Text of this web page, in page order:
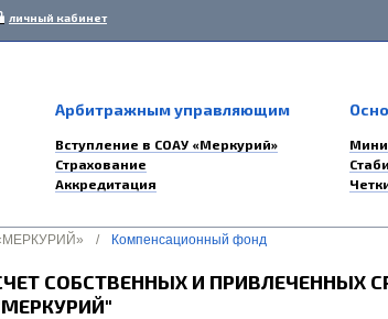
личный кабинет
Арбитражным управляющим
Вступление в СОАУ «Меркурий»
Страхование
Аккредитация
/ Компенсационный фонд
СОБСТВЕННЫХ И ПРИВЛЕЧЕННЫХ